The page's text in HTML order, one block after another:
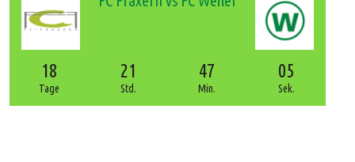
18
Tage
21
Std.
47
Min.
04
Sek.